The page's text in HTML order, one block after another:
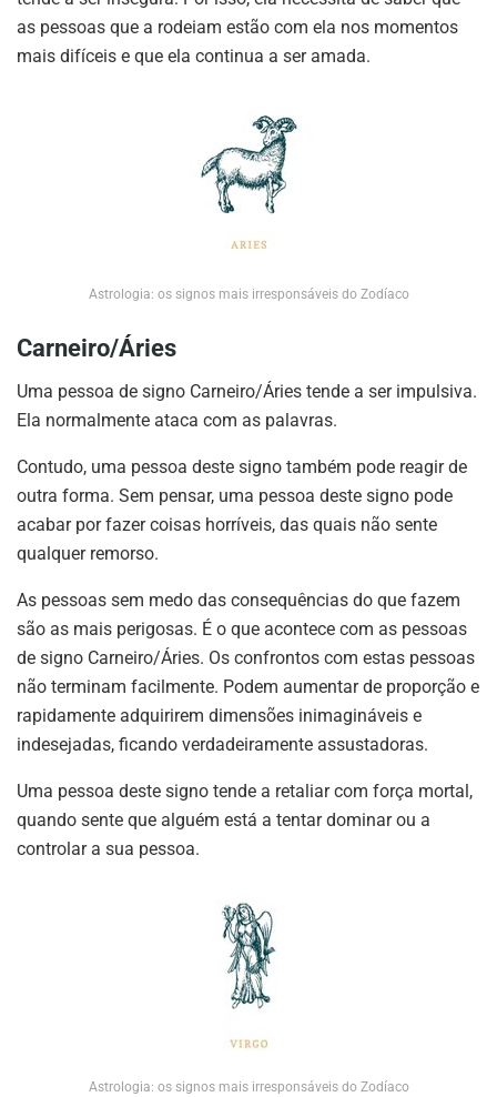
as pessoas que a rodeiam estão com ela nos momentos
mais difíceis e que ela continua a ser amada.
Astrologia: os signos mais irresponsáveis do Zodíaco
Carneiro/Áries
Uma pessoa de signo Carneiro/Áries tende a ser impulsiva.
Ela normalmente ataca com as palavras.
Contudo, uma pessoa deste signo também pode reagir de
outra forma. Sem pensar, uma pessoa deste signo pode
acabar por fazer coisas horríveis, das quais não sente
qualquer remorso.
As pessoas sem medo das consequências do que fazem
são as mais perigosas. É o que acontece com as pessoas
de signo Carneiro/Áries. Os confrontos com estas pessoas
não terminam facilmente. Podem aumentar de proporção e
rapidamente adquirirem dimensões inimagináveis e
indesejadas, ficando verdadeiramente assustadoras.
Uma pessoa deste signo tende a retaliar com força mortal,
quando sente que alguém está a tentar dominar ou a
controlar a sua pessoa.
Astrologia: os signos mais irresponsáveis do Zodíaco